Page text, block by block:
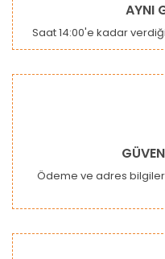
Ürün açıklamasında
Ürün bilgilerinde
AYNI
Saat 14:00'e kadar
Ödeme ve adres